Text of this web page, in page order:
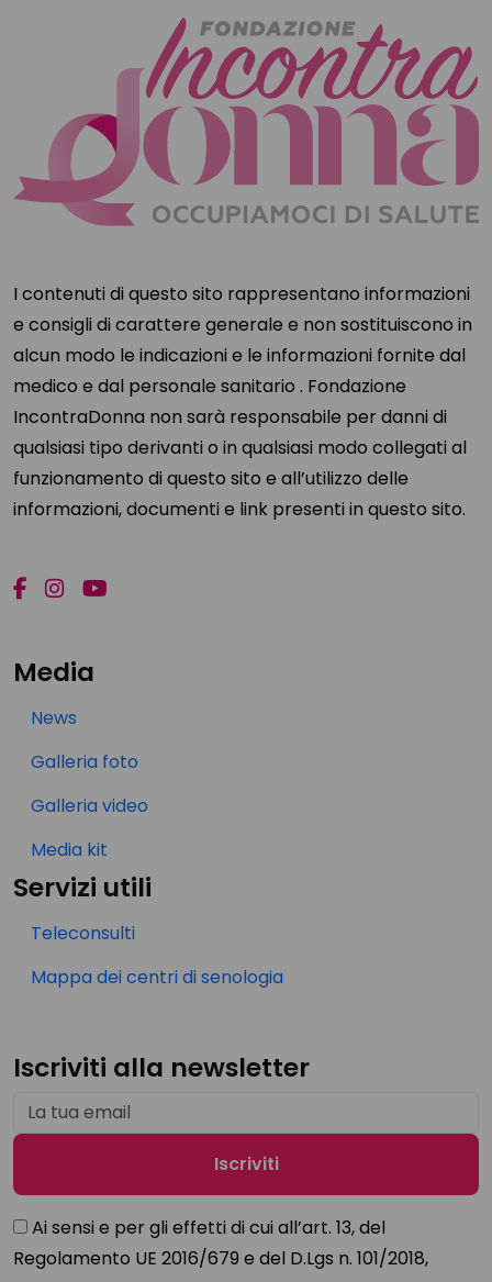
I contenuti di questo sito rappresentano informazioni
e consigli di carattere generale e non sostituiscono in
alcun modo le indicazioni e le informazioni fornite dal
medico e dal personale sanitario . Fondazione
IncontraDonna non sarà responsabile per danni di
qualsiasi tipo derivanti o in qualsiasi modo collegati al
funzionamento di questo sito e all’utilizzo delle
informazioni, documenti e link presenti in questo sito.
Media
News
Galleria foto
Galleria video
Media kit
Servizi utili
Teleconsulti
Mappa dei centri di senologia
Iscriviti alla newsletter
Ai sensi e per gli effetti di cui all’art. 13, del
Regolamento UE 2016/679 e del D.Lgs n. 101/2018,